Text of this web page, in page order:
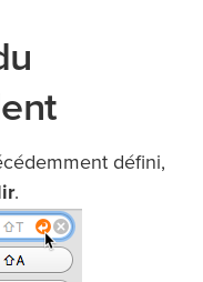
défini,
.